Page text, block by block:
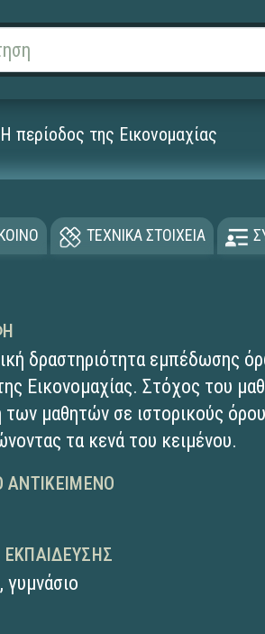
Η περίοδος της Εικονομαχίας
ΤΕΧΝΙΚΑ ΣΤΟΙΧΕΙΑ
δραστηριότητα εμπέδωσης
Εικονομαχίας. Στόχος του
μαθητών σε ιστορικούς
τα κενά του κειμένου.
ΑΝΤΙΚΕΊΜΕΝΟ
,γυμνάσιο